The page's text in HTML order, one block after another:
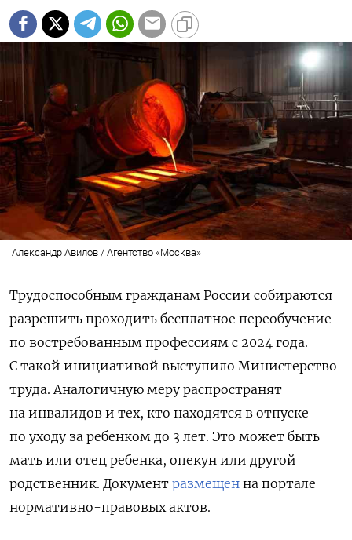
Александр Авилов / Агентство «Москва»
Трудоспособным гражданам России собираются
разрешить проходить бесплатное переобучение
по востребованным профессиям с 2024 года.
С такой инициативой выступило Министерство
труда. Аналогичную меру распространят
на инвалидов и тех, кто находятся в отпуске
по уходу за ребенком до 3 лет. Это может быть
мать или отец ребенка, опекун или другой
родственник. Документ размещен на портале
нормативно-правовых актов.